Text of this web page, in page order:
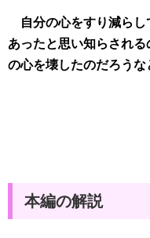
自分の心をすり減らし
あったと思い知らされ
の心を壊したのだろうな
本編の解説